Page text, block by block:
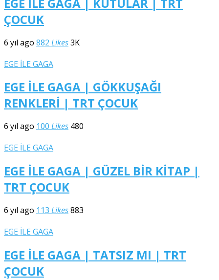
ÇOCUK
6 yıl ago 882 Likes3K
EGE İLE GAGA
EGE İLE GAGA | GÖKKUŞAĞI
RENKLERİ | TRT ÇOCUK
6 yıl ago 100 Likes 480
EGE İLE GAGA
EGE İLE GAGA | GÜZEL BİR KİTAP |
TRT ÇOCUK
6 yıl ago 113 Likes883
EGE İLE GAGA
EGE İLE GAGA | TATSIZ MI | TRT
ÇOCUK